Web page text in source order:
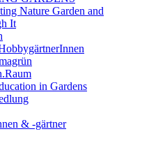
Nature Garden and
It
in Gardens
& -gärtner